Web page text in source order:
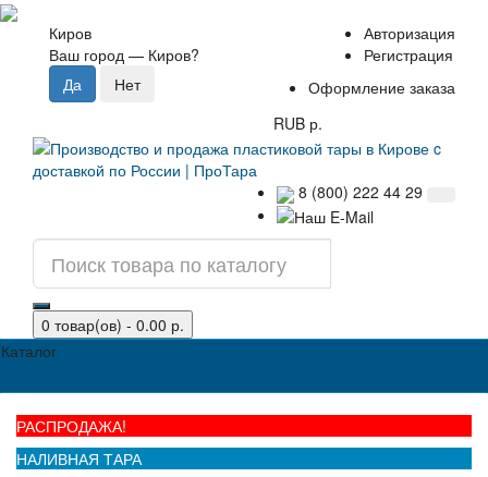
Киров
Ваш город — Киров?
Авторизация
Регистрация
Оформление заказа
RUB р.
8 (800) 222 44 29
0 товар(ов) - 0.00 р.
Каталог
РАСПРОДАЖА!
НАЛИВНАЯ ТАРА